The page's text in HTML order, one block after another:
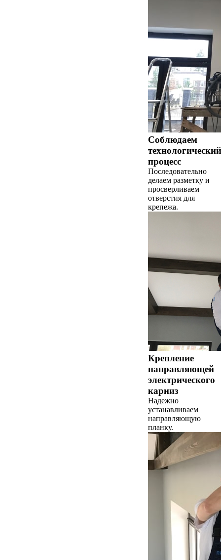
Соблюдаем
технологический
процесс
Последовательно
делаем разметку и
просверливаем
отверстия для
крепежа.
Крепление
направляющей
электрического
карниз
Надежно
устанавливаем
направляющую
планку.